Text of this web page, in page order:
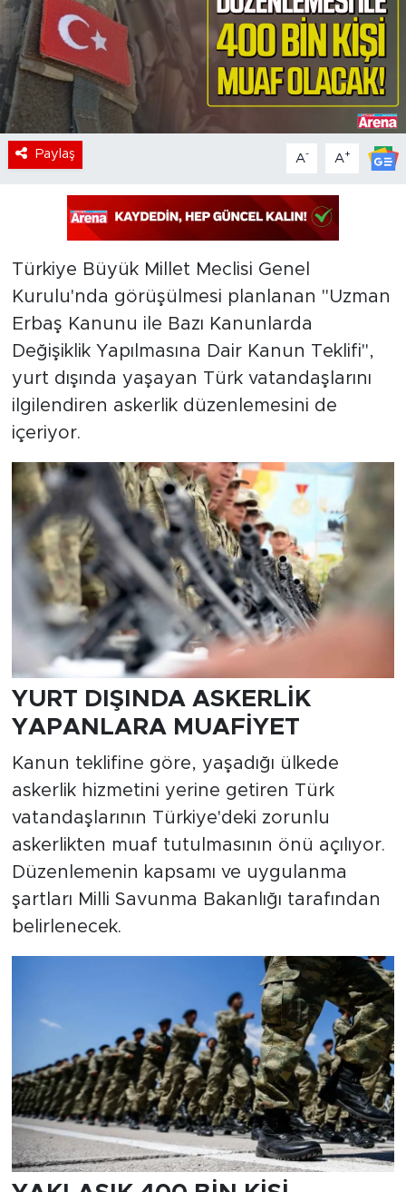
Paylaş A- A+
Türkiye Büyük Millet Meclisi Genel
Kurulu'nda görüşülmesi planlanan "Uzman
Erbaş Kanunu ile Bazı Kanunlarda
Değişiklik Yapılmasına Dair Kanun Teklifi",
yurt dışında yaşayan Türk vatandaşlarını
ilgilendiren askerlik düzenlemesini de
içeriyor.
YURT DIŞINDA ASKERLİK
YAPANLARA MUAFİYET
Kanun teklifine göre, yaşadığı ülkede
askerlik hizmetini yerine getiren Türk
vatandaşlarının Türkiye'deki zorunlu
askerlikten muaf tutulmasının önü açılıyor.
Düzenlemenin kapsamı ve uygulanma
şartları Milli Savunma Bakanlığı tarafından
belirlenecek.